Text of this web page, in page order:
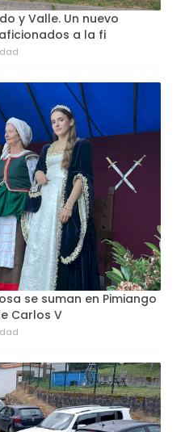
y Valle. Un nuevo
a la fi
se suman en Pimiango
Carlos V